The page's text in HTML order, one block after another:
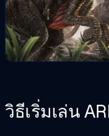
วิธีเริ่มเล่น